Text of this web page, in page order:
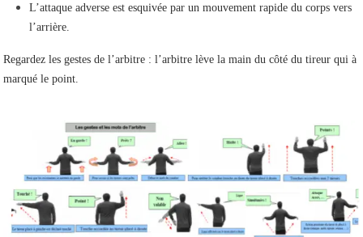
L’attaque adverse est esquivée par un mouvement rapide du corps vers
l’arrière.
Regardez les gestes de l’arbitre : l’arbitre lève la main du côté du tireur qui à
marqué le point.